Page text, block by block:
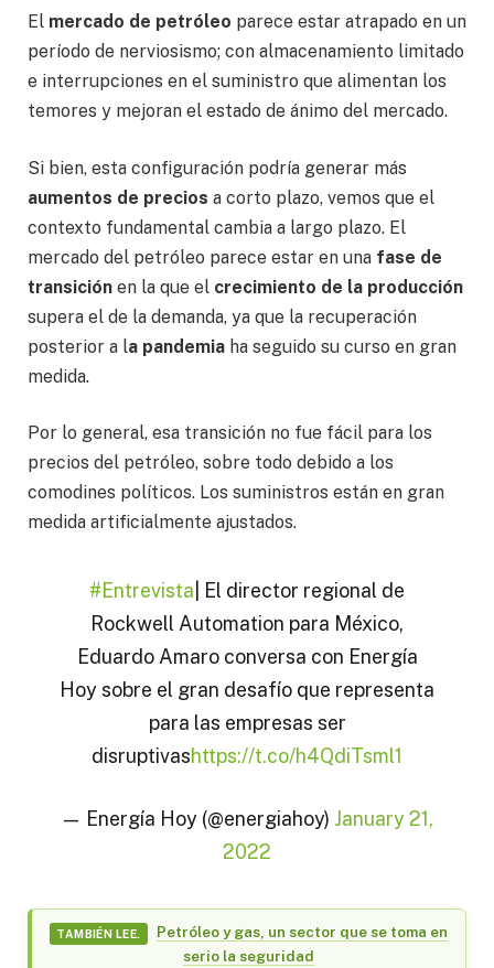
El mercado de petróleo parece estar atrapado en un
período de nerviosismo; con almacenamiento limitado
e interrupciones en el suministro que alimentan los
temores y mejoran el estado de ánimo del mercado.
Si bien, esta configuración podría generar más
aumentos de precios a corto plazo, vemos que el
contexto fundamental cambia a largo plazo. El
mercado del petróleo parece estar en una fase de
transición en la que el crecimiento de la producción
supera el de la demanda, ya que la recuperación
posterior a la pandemia ha seguido su curso en gran
medida.
Por lo general, esa transición no fue fácil para los
precios del petróleo, sobre todo debido a los
comodines políticos. Los suministros están en gran
medida artificialmente ajustados.
#Entrevista | El director regional de
Rockwell Automation para México,
Eduardo Amaro conversa con Energía
Hoy sobre el gran desafío que representa
para las empresas ser
disruptivashttps://t.co/h4QdiTsml1
— Energía Hoy (@energiahoy) January 21,
2022
TAMBIÉN LEE.
Petróleo y gas, un sector que se toma en
serio la seguridad